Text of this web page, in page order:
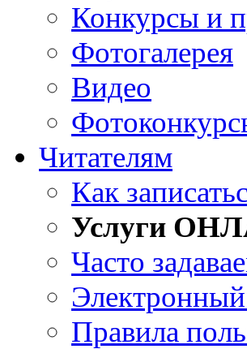
Конкурсы и
Фотогалерея
Видео
Читателям
Как
Услуги
Часто
Электронный
Правила